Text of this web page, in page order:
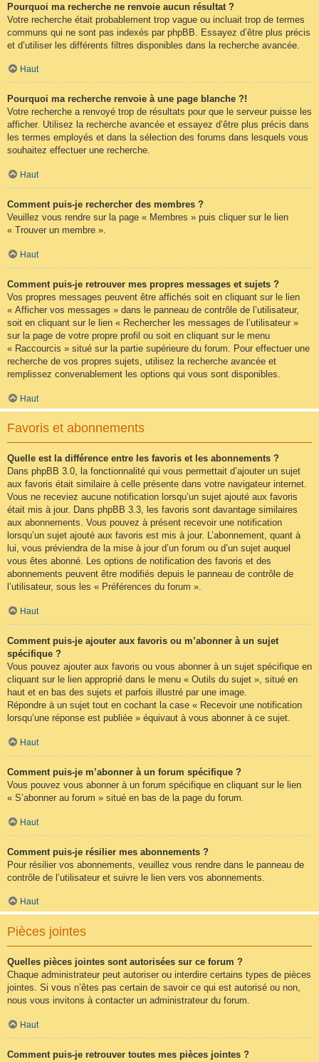
Pourquoi ma recherche ne renvoie aucun résultat ?
Votre recherche était probablement trop vague ou incluait trop de termes
communs qui ne sont pas indexés par phpBB. Essayez d’être plus précis
et d’utiliser les différents filtres disponibles dans la recherche avancée.
Haut
Pourquoi ma recherche renvoie à une page blanche ?!
Votre recherche a renvoyé trop de résultats pour que le serveur puisse les
afficher. Utilisez la recherche avancée et essayez d’être plus précis dans
les termes employés et dans la sélection des forums dans lesquels vous
souhaitez effectuer une recherche.
Haut
Comment puis-je rechercher des membres ?
Veuillez vous rendre sur la page « Membres » puis cliquer sur le lien
« Trouver un membre ».
Haut
Comment puis-je retrouver mes propres messages et sujets ?
Vos propres messages peuvent être affichés soit en cliquant sur le lien
« Afficher vos messages » dans le panneau de contrôle de l’utilisateur,
soit en cliquant sur le lien « Rechercher les messages de l’utilisateur »
sur la page de votre propre profil ou soit en cliquant sur le menu
« Raccourcis » situé sur la partie supérieure du forum. Pour effectuer une
recherche de vos propres sujets, utilisez la recherche avancée et
remplissez convenablement les options qui vous sont disponibles.
Haut
Favoris et abonnements
Quelle est la différence entre les favoris et les abonnements ?
Dans phpBB 3.0, la fonctionnalité qui vous permettait d’ajouter un sujet
aux favoris était similaire à celle présente dans votre navigateur internet.
Vous ne receviez aucune notification lorsqu’un sujet ajouté aux favoris
était mis à jour. Dans phpBB 3.3, les favoris sont davantage similaires
aux abonnements. Vous pouvez à présent recevoir une notification
lorsqu’un sujet ajouté aux favoris est mis à jour. L’abonnement, quant à
lui, vous préviendra de la mise à jour d’un forum ou d’un sujet auquel
vous êtes abonné. Les options de notification des favoris et des
abonnements peuvent être modifiés depuis le panneau de contrôle de
l’utilisateur, sous les « Préférences du forum ».
Haut
Comment puis-je ajouter aux favoris ou m’abonner à un sujet
spécifique ?
Vous pouvez ajouter aux favoris ou vous abonner à un sujet spécifique en
cliquant sur le lien approprié dans le menu « Outils du sujet », situé en
haut et en bas des sujets et parfois illustré par une image.
Répondre à un sujet tout en cochant la case « Recevoir une notification
lorsqu’une réponse est publiée » équivaut à vous abonner à ce sujet.
Haut
Comment puis-je m’abonner à un forum spécifique ?
Vous pouvez vous abonner à un forum spécifique en cliquant sur le lien
« S’abonner au forum » situé en bas de la page du forum.
Haut
Comment puis-je résilier mes abonnements ?
Pour résilier vos abonnements, veuillez vous rendre dans le panneau de
contrôle de l’utilisateur et suivre le lien vers vos abonnements.
Haut
Pièces jointes
Quelles pièces jointes sont autorisées sur ce forum ?
Chaque administrateur peut autoriser ou interdire certains types de pièces
jointes. Si vous n’êtes pas certain de savoir ce qui est autorisé ou non,
nous vous invitons à contacter un administrateur du forum.
Haut
Comment puis-je retrouver toutes mes pièces jointes ?